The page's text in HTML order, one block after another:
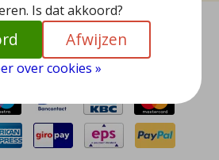
Specialist | RealisatieInStijl Media
Disclaimer Privacy Policy|
Is dat akkoord?
Afwijzen
over cookies »